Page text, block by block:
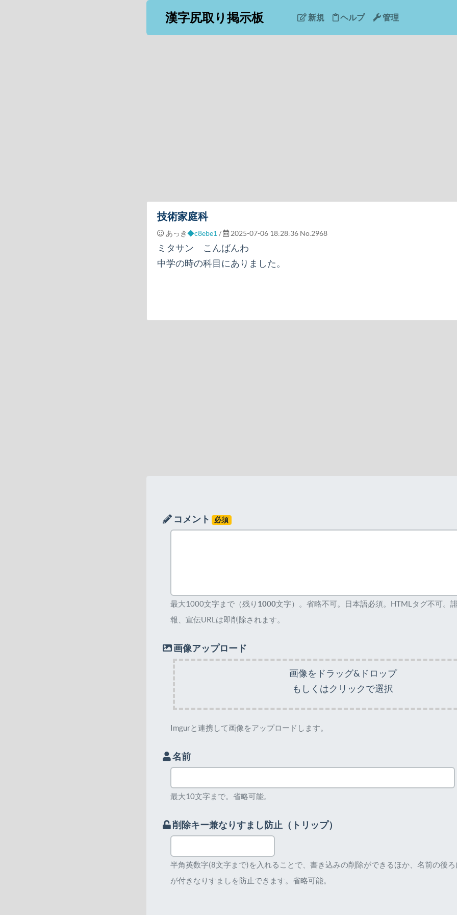
漢字尻取り掲示板 新規 ヘルプ 管理
技術家庭科
あっき◆c8ebe1 / 2025-07-06 18:28:36 No.2968
ミタサン こんばんわ
中学の時の科目にありました。
コメント 必須
最大1000文字まで（残り 1000文字）。省略不可。日本語必須。HTMLタグ不可。
報、宣伝URLは即削除されます。
画像アップロード
画像をドラッグ&ドロップ
もしくはクリックで選択
Imgurと連携して画像をアップロードします。
名前
最大10文字まで。省略可能。
削除キー兼なりすまし防止（トリップ）
半角英数字(8文字まで)を入れることで、書き込みの削除ができるほか、名前の後
が付きなりすましを防止できます。省略可能。